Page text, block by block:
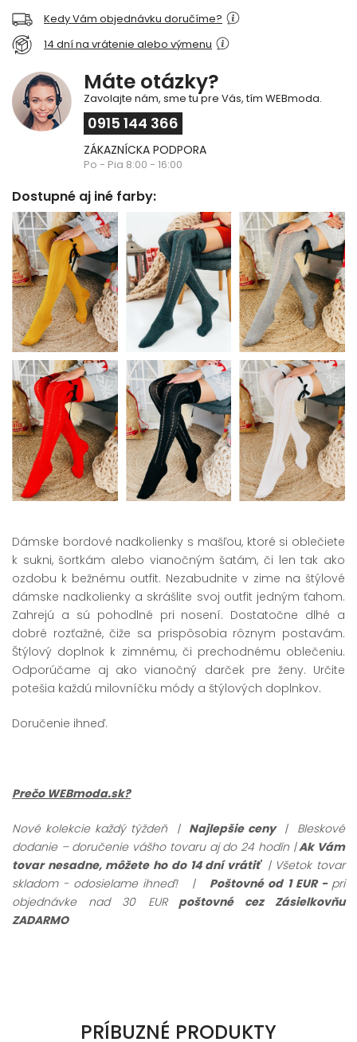
Kedy Vám objednávku doručíme?
14 dní na vrátenie alebo výmenu
Máte otázky?
Zavolajte nám, sme tu pre Vás, tím WEBmoda.
0915 144 366
ZÁKAZNÍCKA PODPORA
Po - Pia 8:00 - 16:00
Dostupné aj iné farby:
Dámske bordové nadkolienky s mašľou, ktoré si oblečiete
k sukni, šortkám alebo vianočným šatám, či len tak ako
ozdobu k bežnému outfit. Nezabudnite v zime na štýlové
dámske nadkolienky a skrášlite svoj outfit jedným ťahom.
Zahrejú a sú pohodlné pri nosení. Dostatočne dlhé a
dobré rozťažné, čiže sa prispôsobia rôznym postavám.
Štýlový doplnok k zimnému, či prechodnému oblečeniu.
Odporúčame aj ako vianočný darček pre ženy. Určite
potešia každú milovníčku módy a štýlových doplnkov.
Doručenie ihneď.
Prečo WEBmoda.sk?
Nové kolekcie každý týždeň |Najlepšie ceny | Bleskové
dodanie – doručenie vášho tovaru aj do 24 hodín |Ak Vám
tovar nesadne, môžete ho do 14 dní vrátiť | Všetok tovar
skladom - odosielame ihneď!
| Poštovné od 1 EUR - pri
objednávke nad 30 EURpoštovné cez Zásielkovňu
ZADARMO
PRÍBUZNÉ PRODUKTY